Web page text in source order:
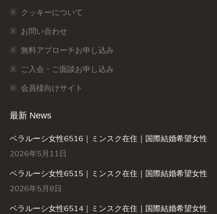
クッキーについて
お問い合わせ
無料アプローチお申し込み
ご入会・ご面談お申し込み
会員様向けサイト
最新 News
ベラルーシ女性6516｜ミンスク在住｜国際結婚希望女性
2026年5月11日
ベラルーシ女性6515｜ミンスク在住｜国際結婚希望女性
2026年5月8日
ベラルーシ女性6514｜ミンスク在住｜国際結婚希望女性